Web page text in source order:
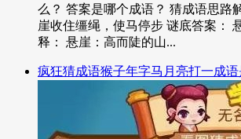
么？ 答案是哪个成语？ 猜成语思路
崖收住缰绳，使马停步 谜底答案：
释： 悬崖：高而陡的山...
疯狂猜成语猴子年字马月亮打一成语